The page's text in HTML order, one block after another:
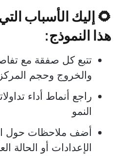
🌻 إليك الأسباب
هذا النموذج:
تتبع كل صفقة مع
والخروج وحجم المركز
راجع أنماط أداء
النمو
أضف ملاحظات حول
الإعدادات أو الحالة